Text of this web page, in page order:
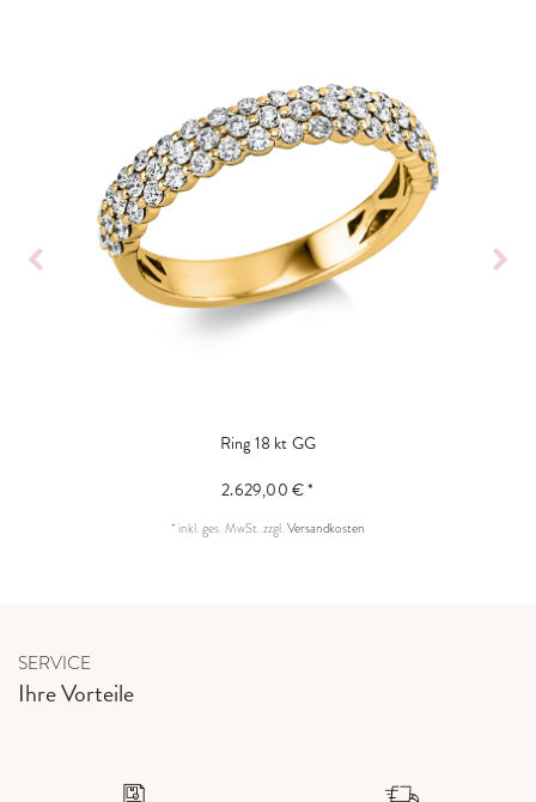
Ring 18 kt GG
2.629,00 € *
* inkl. ges. MwSt.zzgl.Versandkosten
SERVICE
Ihre Vorteile